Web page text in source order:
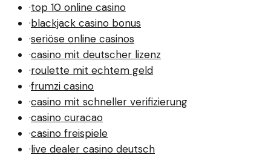
·top 10 online casino
·blackjack casino bonus
·seriöse online casinos
·casino mit deutscher lizenz
·roulette mit echtem geld
·frumzi casino
·casino mit schneller verifizierung
·casino curacao
·casino freispiele
·live dealer casino deutsch